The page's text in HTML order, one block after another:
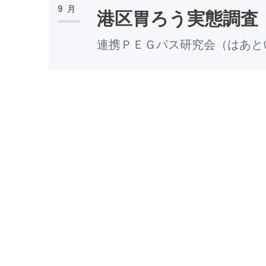
9月 港区胃ろう実態調査
連携ＰＥＧパス研究会（はあと